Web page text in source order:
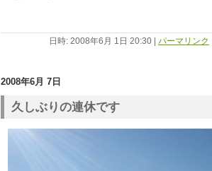
日時: 2008年6月 1日 20:30 パーマリンク
2008年6月 7日
久しぶりの連休です